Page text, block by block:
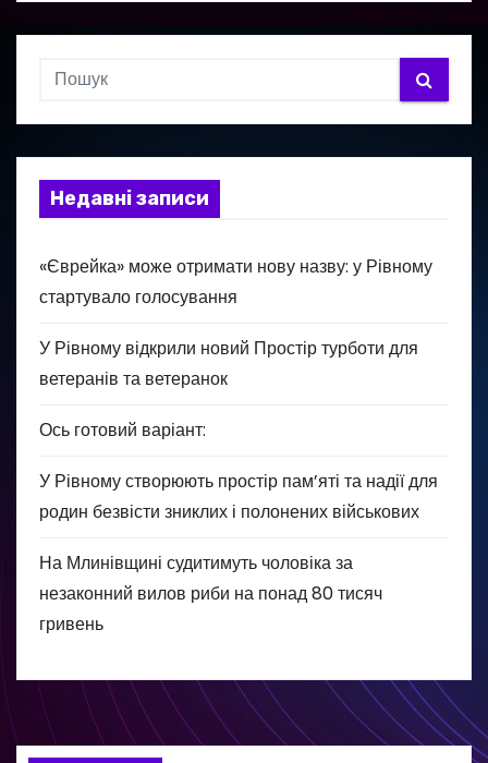
Недавні записи
«Єврейка» може отримати нову назву: у Рівному
стартувало голосування
У Рівному відкрили новий Простір турботи для
ветеранів та ветеранок
Ось готовий варіант:
У Рівному створюють простір пам’яті та надії для
родин безвісти зниклих і полонених військових
На Млинівщині судитимуть чоловіка за
незаконний вилов риби на понад 80 тисяч
гривень